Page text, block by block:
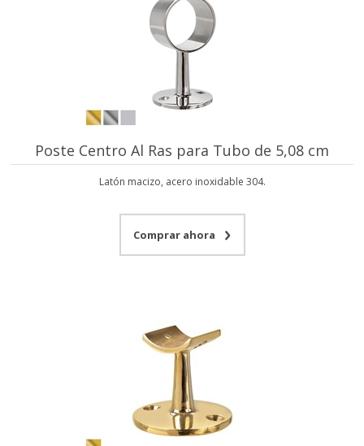
Poste Centro Al Ras para Tubo de 5,08 cm
Latón macizo, acero inoxidable 304.
Comprar ahora